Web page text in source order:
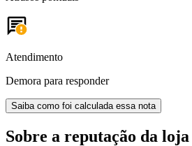
Atendimento
Demora para responder
Saiba como foi calculada essa nota
Sobre a reputação da loja